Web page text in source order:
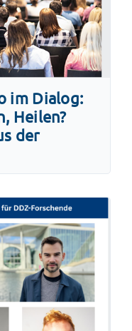
im Dialog:
Heilen?
der